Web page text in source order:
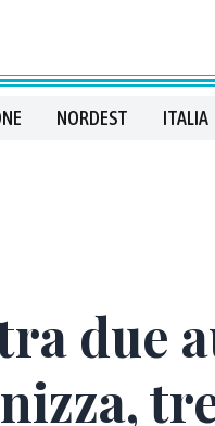
NORDEST ITALIA
due